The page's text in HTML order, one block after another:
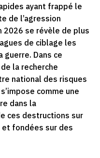
ayant frappé le
de l’agression
2026 se révèle de plus
de ciblage les
la recherche
national des risques
comme une
dans la
ces destructions sur
fondées sur des